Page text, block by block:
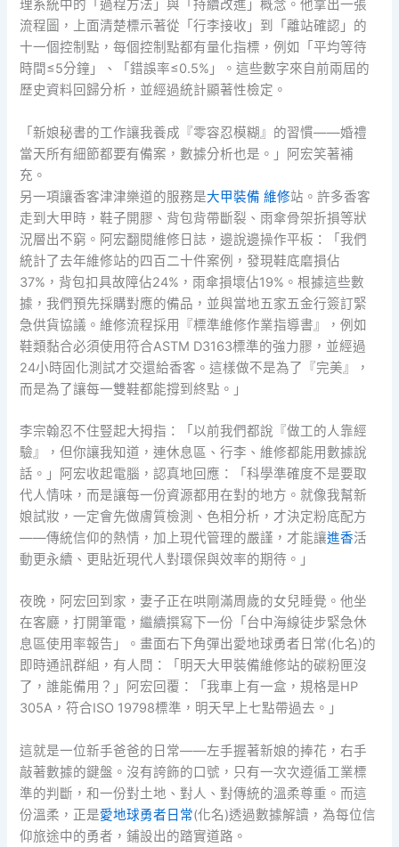
理系統中的「過程方法」與「持續改進」概念。他拿出一張
流程圖，上面清楚標示著從「行李接收」到「離站確認」的
十一個控制點，每個控制點都有量化指標，例如「平均等待
時間≤5分鐘」、「錯誤率≤0.5%」。這些數字來自前兩屆的
歷史資料回歸分析，並經過統計顯著性檢定。
「新娘秘書的工作讓我養成『零容忍模糊』的習慣——婚禮
當天所有細節都要有備案，數據分析也是。」阿宏笑著補
充。
另一項讓香客津津樂道的服務是大甲裝備 維修站。許多香客
走到大甲時，鞋子開膠、背包背帶斷裂、雨傘骨架折損等狀
況層出不窮。阿宏翻閱維修日誌，邊說邊操作平板：「我們
統計了去年維修站的四百二十件案例，發現鞋底磨損佔
37%，背包扣具故障佔24%，雨傘損壞佔19%。根據這些數
據，我們預先採購對應的備品，並與當地五家五金行簽訂緊
急供貨協議。維修流程採用『標準維修作業指導書』，例如
鞋類黏合必須使用符合ASTM D3163標準的強力膠，並經過
24小時固化測試才交還給香客。這樣做不是為了『完美』，
而是為了讓每一雙鞋都能撐到終點。」
李宗翰忍不住豎起大拇指：「以前我們都說『做工的人靠經
驗』，但你讓我知道，連休息區、行李、維修都能用數據說
話。」阿宏收起電腦，認真地回應：「科學準確度不是要取
代人情味，而是讓每一份資源都用在對的地方。就像我幫新
娘試妝，一定會先做膚質檢測、色相分析，才決定粉底配方
——傳統信仰的熱情，加上現代管理的嚴謹，才能讓進香活
動更永續、更貼近現代人對環保與效率的期待。」
夜晚，阿宏回到家，妻子正在哄剛滿周歲的女兒睡覺。他坐
在客廳，打開筆電，繼續撰寫下一份「台中海線徒步緊急休
息區使用率報告」。畫面右下角彈出愛地球勇者日常(化名)的
即時通訊群組，有人問：「明天大甲裝備維修站的碳粉匣沒
了，誰能備用？」阿宏回覆：「我車上有一盒，規格是HP
305A，符合ISO 19798標準，明天早上七點帶過去。」
這就是一位新手爸爸的日常——左手握著新娘的捧花，右手
敲著數據的鍵盤。沒有誇飾的口號，只有一次次遵循工業標
準的判斷，和一份對土地、對人、對傳統的溫柔尊重。而這
份溫柔，正是愛地球勇者日常(化名)透過數據解讀，為每位信
仰旅途中的勇者，鋪設出的踏實道路。